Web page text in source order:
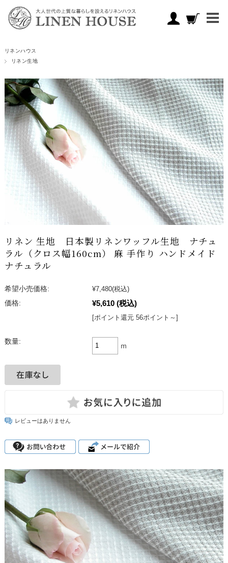
リネンハウス
リネン生地
リネン 生地 日本製リネンワッフル生地 ナチュ
ラル（クロス幅160cm） 麻 手作り ハンドメイド
ナチュラル
希望小売価格: ¥7,480(税込)
価格:
¥5,610 (税込)
[ポイント還元 56ポイント～]
数量:
ｍ
レビューはありません